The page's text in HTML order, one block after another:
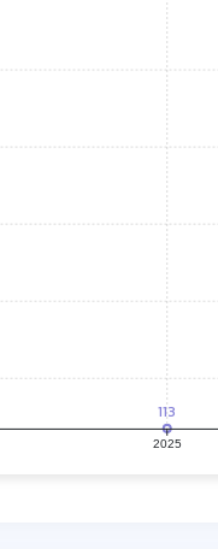
113
2025